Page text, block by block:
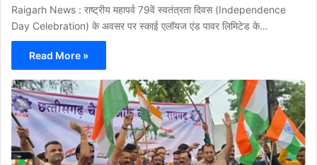
Raigarh News : राष्ट्रीय महापर्व 79वें स्वतंत्रता दिवस (Independence
Day Celebration) के अवसर पर स्काई एलॉयज एंड पावर लिमिटेड के…
Read More »